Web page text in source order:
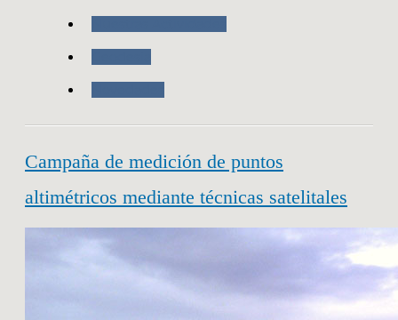
Campaña de medición de puntos
altimétricos mediante técnicas satelitales